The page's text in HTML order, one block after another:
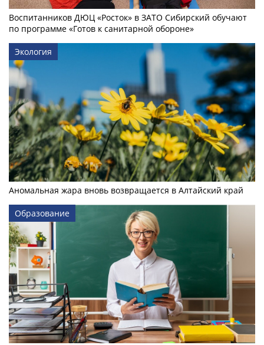
Воспитанников ДЮЦ «Росток» в ЗАТО Сибирский обучают
по программе «Готов к санитарной обороне»
Экология
Аномальная жара вновь возвращается в Алтайский край
Образование